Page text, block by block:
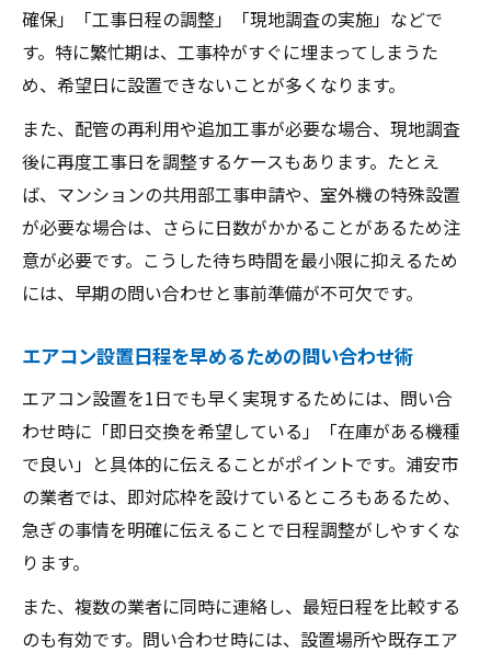
確保」「工事日程の調整」「現地調査の実施」などで
す。特に繁忙期は、工事枠がすぐに埋まってしまうた
め、希望日に設置できないことが多くなります。
また、配管の再利用や追加工事が必要な場合、現地調査
後に再度工事日を調整するケースもあります。たとえ
ば、マンションの共用部工事申請や、室外機の特殊設置
が必要な場合は、さらに日数がかかることがあるため注
意が必要です。こうした待ち時間を最小限に抑えるため
には、早期の問い合わせと事前準備が不可欠です。
エアコン設置日程を早めるための問い合わせ術
エアコン設置を1日でも早く実現するためには、問い合
わせ時に「即日交換を希望している」「在庫がある機種
で良い」と具体的に伝えることがポイントです。浦安市
の業者では、即対応枠を設けているところもあるため、
急ぎの事情を明確に伝えることで日程調整がしやすくな
ります。
また、複数の業者に同時に連絡し、最短日程を比較する
のも有効です。問い合わせ時には、設置場所や既存エア